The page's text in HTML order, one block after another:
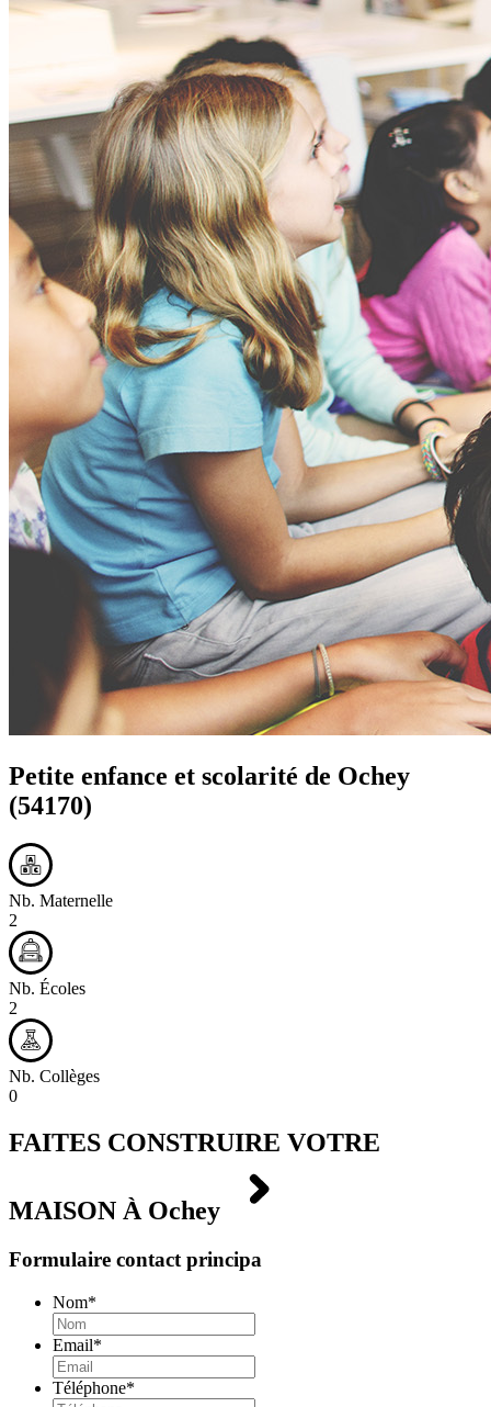
Petite enfance et scolarité de Ochey
(54170)
Nb. Maternelle
2
Nb. Écoles
2
Nb. Collèges
0
FAITES CONSTRUIRE VOTRE
MAISON À Ochey
Formulaire contact principa
Nom*
Email*
Téléphone*